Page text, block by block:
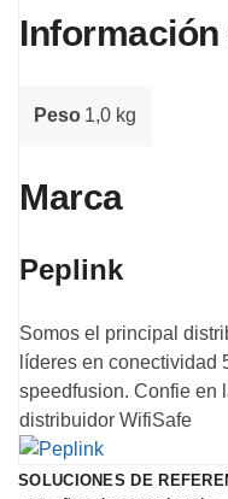
Peso 1,0 kg
Marca
Peplink
Somos el principal
líderes en conectividad
speedfusion. Confie en
distribuidor WifiSafe
SOLUCIONES DE